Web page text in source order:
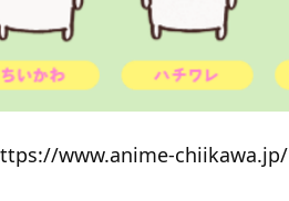
www.anime-chiikawa.jp/